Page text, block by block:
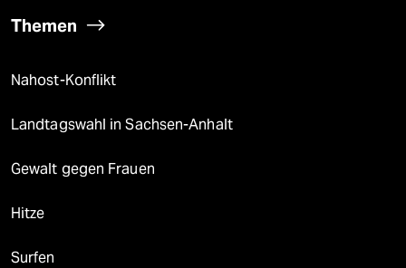
Themen
Nahost-Konflikt
Landtagswahl in Sachsen-Anhalt
Gewalt gegen Frauen
Hitze
Surfen